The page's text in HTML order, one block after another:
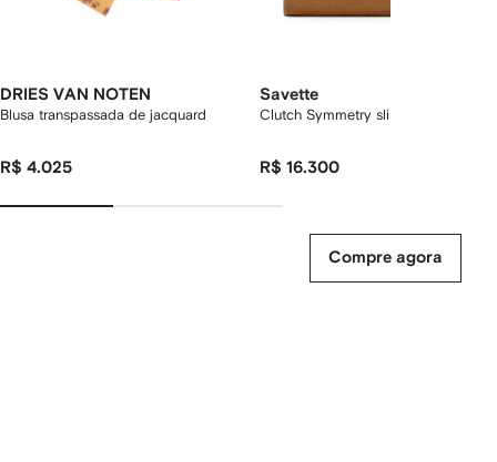
DRIES VAN NOTEN
Blusa transpassada de jacquard
R$ 4.025
Savette
Clutch Symmetry slim de camurça
R$ 16.300
Compre agora